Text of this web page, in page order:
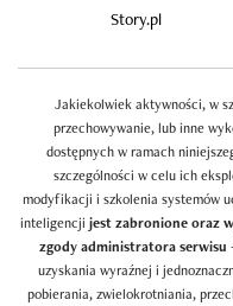
Story.pl
Jakiekolwiek aktywności, w
przechowywanie, lub inne
dostępnych w ramach
szczególności w celu ich
modyfikacji i szkolenia systemów
inteligencji jest zabronione oraz
zgody administratora serwisu
uzyskania wyraźnej i
pobierania, zwielokrotniania,